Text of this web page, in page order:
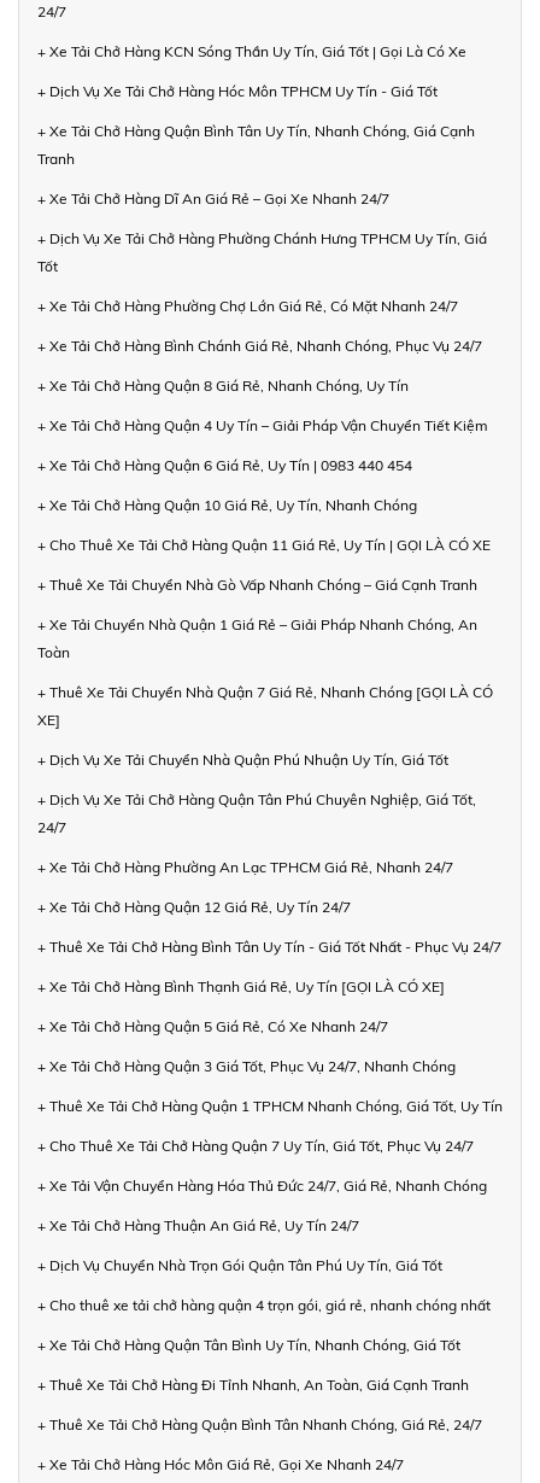
24/7
+ Xe Tải Chở Hàng KCN Sóng Thần Uy Tín, Giá Tốt | Gọi Là Có Xe
+ Dịch Vụ Xe Tải Chở Hàng Hóc Môn TPHCM Uy Tín - Giá Tốt
+ Xe Tải Chở Hàng Quận Bình Tân Uy Tín, Nhanh Chóng, Giá Cạnh
Tranh
+ Xe Tải Chở Hàng Dĩ An Giá Rẻ – Gọi Xe Nhanh 24/7
+ Dịch Vụ Xe Tải Chở Hàng Phường Chánh Hưng TPHCM Uy Tín, Giá
Tốt
+ Xe Tải Chở Hàng Phường Chợ Lớn Giá Rẻ, Có Mặt Nhanh 24/7
+ Xe Tải Chở Hàng Bình Chánh Giá Rẻ, Nhanh Chóng, Phục Vụ 24/7
+ Xe Tải Chở Hàng Quận 8 Giá Rẻ, Nhanh Chóng, Uy Tín
+ Xe Tải Chở Hàng Quận 4 Uy Tín – Giải Pháp Vận Chuyển Tiết Kiệm
+ Xe Tải Chở Hàng Quận 6 Giá Rẻ, Uy Tín | 0983 440 454
+ Xe Tải Chở Hàng Quận 10 Giá Rẻ, Uy Tín, Nhanh Chóng
+ Cho Thuê Xe Tải Chở Hàng Quận 11 Giá Rẻ, Uy Tín | GỌI LÀ CÓ XE
+ Thuê Xe Tải Chuyển Nhà Gò Vấp Nhanh Chóng – Giá Cạnh Tranh
+ Xe Tải Chuyển Nhà Quận 1 Giá Rẻ – Giải Pháp Nhanh Chóng, An
Toàn
+ Thuê Xe Tải Chuyển Nhà Quận 7 Giá Rẻ, Nhanh Chóng [GỌI LÀ CÓ
XE]
+ Dịch Vụ Xe Tải Chuyển Nhà Quận Phú Nhuận Uy Tín, Giá Tốt
+ Dịch Vụ Xe Tải Chở Hàng Quận Tân Phú Chuyên Nghiệp, Giá Tốt,
24/7
+ Xe Tải Chở Hàng Phường An Lạc TPHCM Giá Rẻ, Nhanh 24/7
+ Xe Tải Chở Hàng Quận 12 Giá Rẻ, Uy Tín 24/7
+ Thuê Xe Tải Chở Hàng Bình Tân Uy Tín - Giá Tốt Nhất - Phục Vụ 24/7
+ Xe Tải Chở Hàng Bình Thạnh Giá Rẻ, Uy Tín [GỌI LÀ CÓ XE]
+ Xe Tải Chở Hàng Quận 5 Giá Rẻ, Có Xe Nhanh 24/7
+ Xe Tải Chở Hàng Quận 3 Giá Tốt, Phục Vụ 24/7, Nhanh Chóng
+ Thuê Xe Tải Chở Hàng Quận 1 TPHCM Nhanh Chóng, Giá Tốt, Uy Tín
+ Cho Thuê Xe Tải Chở Hàng Quận 7 Uy Tín, Giá Tốt, Phục Vụ 24/7
+ Xe Tải Vận Chuyển Hàng Hóa Thủ Đức 24/7, Giá Rẻ, Nhanh Chóng
+ Xe Tải Chở Hàng Thuận An Giá Rẻ, Uy Tín 24/7
+ Dịch Vụ Chuyển Nhà Trọn Gói Quận Tân Phú Uy Tín, Giá Tốt
+ Cho thuê xe tải chở hàng quận 4 trọn gói, giá rẻ, nhanh chóng nhất
+ Xe Tải Chở Hàng Quận Tân Bình Uy Tín, Nhanh Chóng, Giá Tốt
+ Thuê Xe Tải Chở Hàng Đi Tỉnh Nhanh, An Toàn, Giá Cạnh Tranh
+ Thuê Xe Tải Chở Hàng Quận Bình Tân Nhanh Chóng, Giá Rẻ, 24/7
+ Xe Tải Chở Hàng Hóc Môn Giá Rẻ, Gọi Xe Nhanh 24/7